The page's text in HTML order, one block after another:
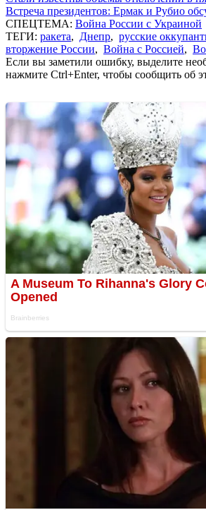
Встреча президентов: Ермак и Рубио
СПЕЦТЕМА: Война России с Украиной
ТЕГИ: ракета, Днепр, русские
вторжение России, Война с Россией,
Если вы заметили ошибку, выделите
нажмите Ctrl+Enter, чтобы сообщить об